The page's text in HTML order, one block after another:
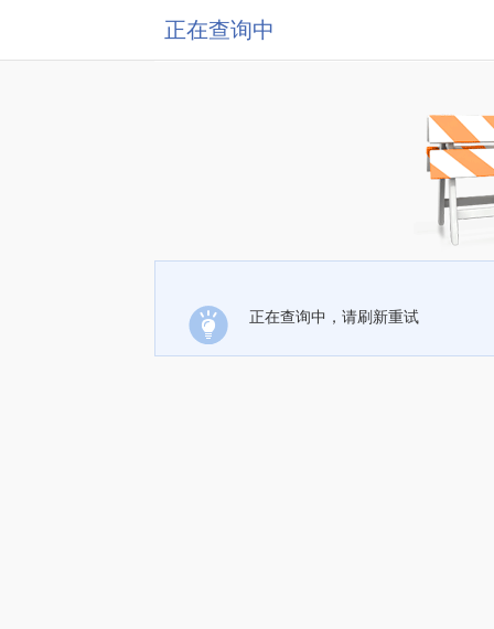
正在查询中
正在查询中，请刷新重试